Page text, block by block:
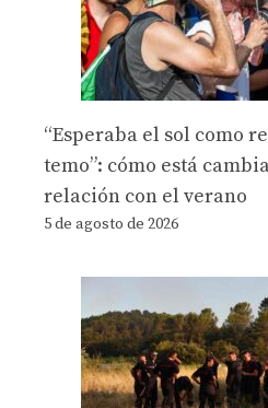
“Esperaba el sol como
temo”: cómo está
relación con el verano
5 de agosto de 2026